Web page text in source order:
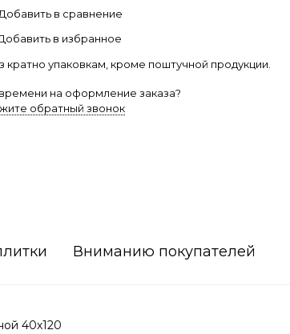
Добавить в сравнение
в избранное
кратно упаковкам, кроме поштучной продукции.
на оформление заказа?
обратный звонок
Вниманию покупателей
40х120